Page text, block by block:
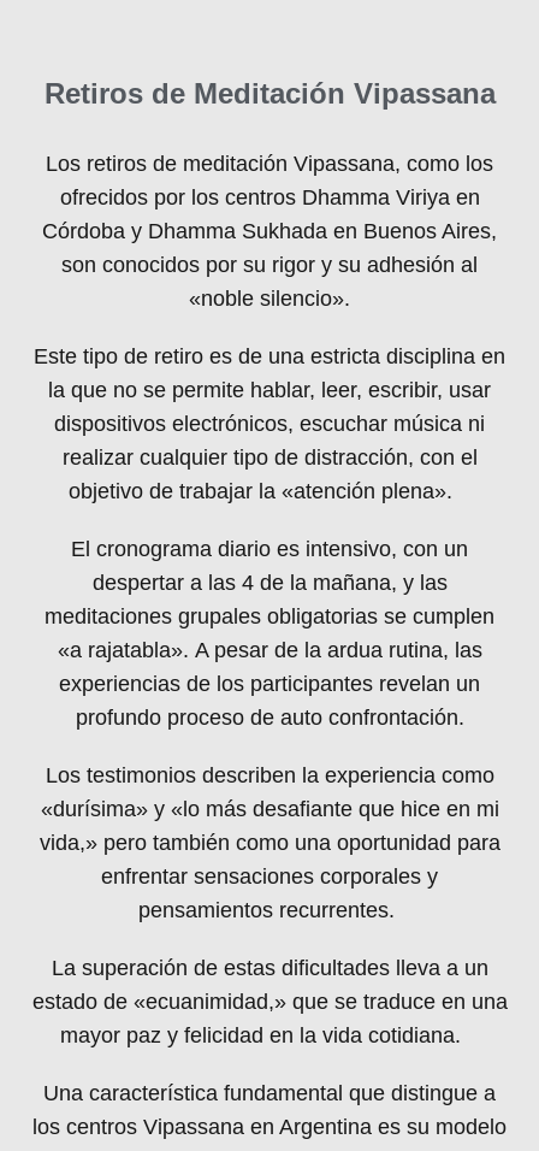
Retiros de Meditación Vipassana
Los retiros de meditación Vipassana, como los
ofrecidos por los centros Dhamma Viriya en
Córdoba y Dhamma Sukhada en Buenos Aires,
son conocidos por su rigor y su adhesión al
«noble silencio».
Este tipo de retiro es de una estricta disciplina en
la que no se permite hablar, leer, escribir, usar
dispositivos electrónicos, escuchar música ni
realizar cualquier tipo de distracción, con el
objetivo de trabajar la «atención plena».
El cronograma diario es intensivo, con un
despertar a las 4 de la mañana, y las
meditaciones grupales obligatorias se cumplen
«a rajatabla». A pesar de la ardua rutina, las
experiencias de los participantes revelan un
profundo proceso de auto confrontación.
Los testimonios describen la experiencia como
«durísima» y «lo más desafiante que hice en mi
vida,» pero también como una oportunidad para
enfrentar sensaciones corporales y
pensamientos recurrentes.
La superación de estas dificultades lleva a un
estado de «ecuanimidad,» que se traduce en una
mayor paz y felicidad en la vida cotidiana.
Una característica fundamental que distingue a
los centros Vipassana en Argentina es su modelo